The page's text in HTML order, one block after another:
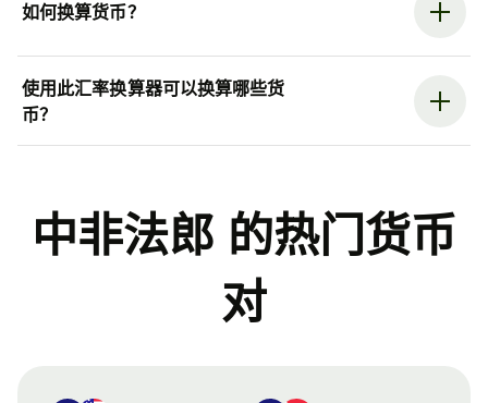
如何换算货币？
使用此汇率换算器可以换算哪些货
币？
中非法郎 的热门货币
对